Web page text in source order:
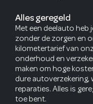
Alles geregeld
Met een deelauto heb
zonder de zorgen en
kilometertarief van
onderhoud en
maken om hoge
dure autoverzekering,
reparaties. Alles is
toe bent.